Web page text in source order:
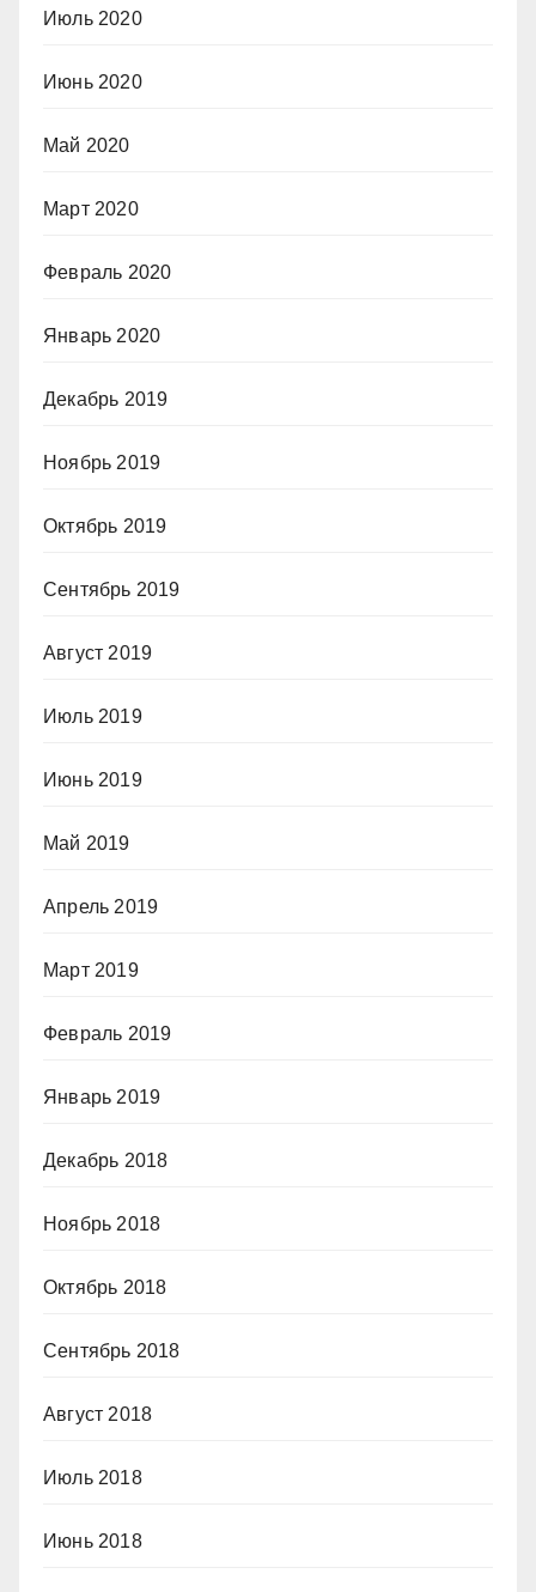
Июль 2020
Июнь 2020
Май 2020
Март 2020
Февраль 2020
Январь 2020
Декабрь 2019
Ноябрь 2019
Октябрь 2019
Сентябрь 2019
Август 2019
Июль 2019
Июнь 2019
Май 2019
Апрель 2019
Март 2019
Февраль 2019
Январь 2019
Декабрь 2018
Ноябрь 2018
Октябрь 2018
Сентябрь 2018
Август 2018
Июль 2018
Июнь 2018